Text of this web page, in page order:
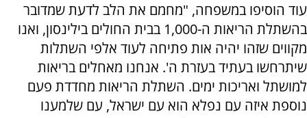
עוד הוסיפו במשפחה, "מחמם את הלב לדעת שמדובר
בהשתלת הריאות ה-1,000 בבית החולים בילינסון, ואנו
מקווים שזהו יהיה אות פתיחה לעוד אלפי השתלות
שיתרחשו בעתיד בעזרת ה'. אנחנו מאחלים בריאות
למושתל ואריכות ימים. השתלת הריאות מחדדת פעם
נוספת איזה עם נפלא הוא עם ישראל, עם שלמענו